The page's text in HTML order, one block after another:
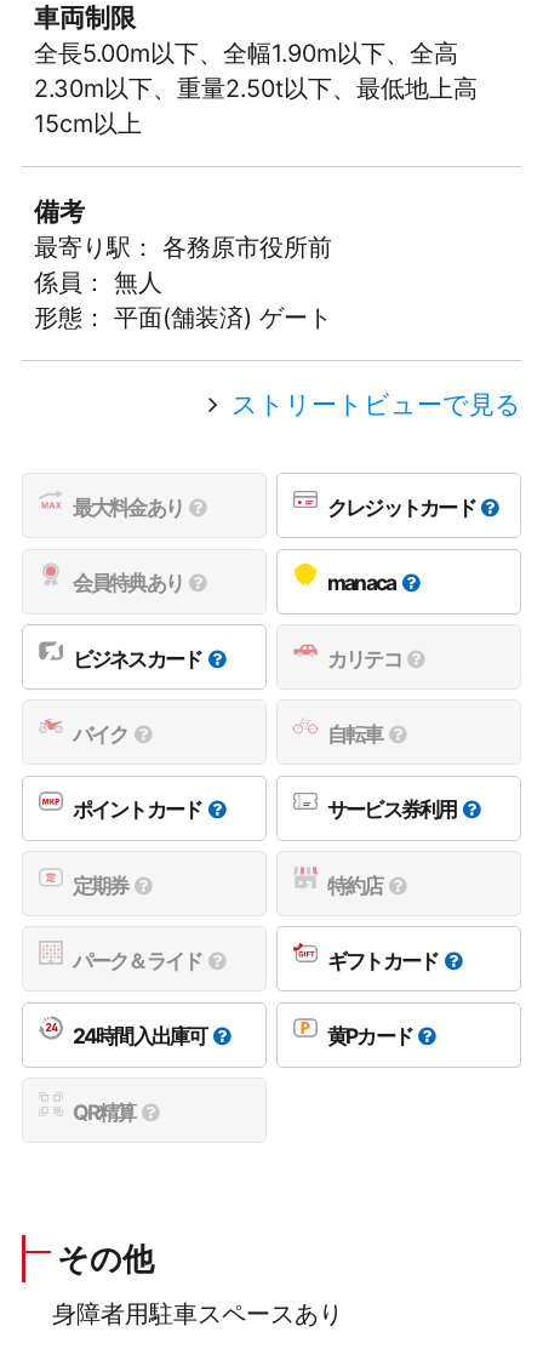
車両制限
全長5.00m以下、全幅1.90m以下、全高
2.30m以下、重量2.50t以下、最低地上高
15cm以上
備考
最寄り駅： 各務原市役所前
係員： 無人
形態： 平面(舗装済) ゲート
ストリートビューで見る
最大料金あり クレジットカード
会員特典あり manaca
ビジネスカード カリテコ
バイク 自転車
ポイントカード サービス券利用
定期券 特約店
パーク＆ライド ギフトカード
24時間入出庫可 黄Pカード
QR精算
その他
身障者用駐車スペースあり